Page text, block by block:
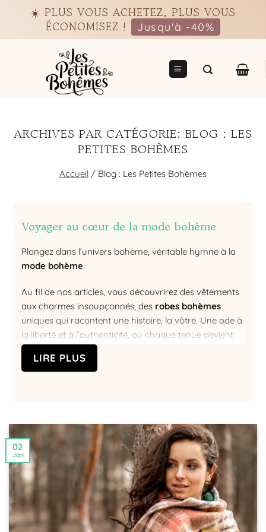
☀️ PLUS VOUS ACHETEZ, PLUS VOUS
ÉCONOMISEZ !
Jusqu'à -40%
ARCHIVES PAR CATÉGORIE: BLOG : LES
PETITES BOHÈMES
Accueil / Blog : Les Petites Bohèmes
Voyager au cœur de la mode bohème
Plongez dans l’univers bohème, véritable hymne à la
mode bohème.
Au fil de nos articles, vous découvrirez des vêtements
aux charmes insoupçonnés, des robes bohèmes
uniques qui racontent une histoire, la vôtre. Une ode à
la liberté et à l’authenticité, où chaque tenue devient
une invitation à l’évasion.
Bienvenue dans votre nouvelle
libre
Le style bohème, également connu sous le nom de
boho chic
, est une tendance de la mode qui adopte
une approche libre et non conventionnelle de
l’habillement. Ce style se caractérise par des tissus
fluides, des tons terreux et un mélange de motifs et de
textures éclectiques. Lamode bohèmes’inspire de
LIRE PLUS
02
Jan